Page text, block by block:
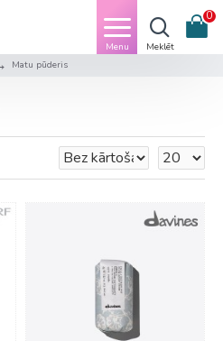
0
Matu pūderis